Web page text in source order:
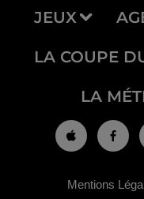
JEUX
LA COUPE
LA
Mentions